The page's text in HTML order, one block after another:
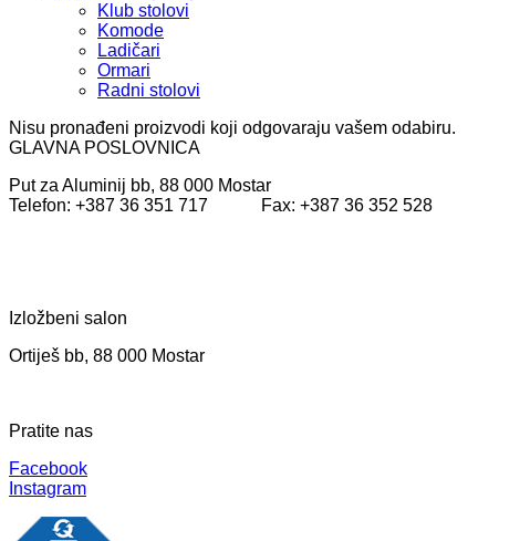
Klub stolovi
Komode
Ladičari
Ormari
Radni stolovi
Nisu pronađeni proizvodi koji odgovaraju vašem odabiru.
GLAVNA POSLOVNICA
Put za Aluminij bb, 88 000 Mostar
Telefon: +387 36 351 717 Fax: +387 36 352 528
Izložbeni salon
Ortiješ bb, 88 000 Mostar
Pratite nas
Facebook
Instagram